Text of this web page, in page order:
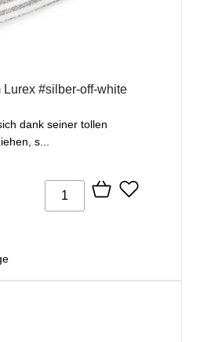
#silber-off-white
dank seiner tollen
s...